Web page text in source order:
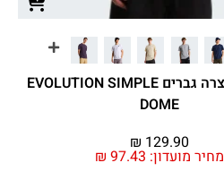
חולצת טי קצרה גברים EVOLUTION SIMPLE
DOME
מחיר מועדון: ₪ 97.43
₪ 129.90